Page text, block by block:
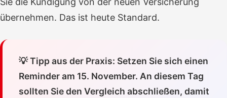
übernehmen. Das ist heute Standard.
💡 Tipp aus der Praxis: Setzen Sie sich einen
Reminder am 15. November. An diesem Tag
sollten Sie den Vergleich abschließen, damit